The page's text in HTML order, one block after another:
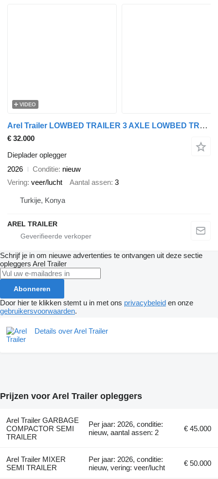
VIDEO
Arel Trailer LOWBED TRAILER 3 AXLE LOWBED TRAILER CUSTOMIZE
€ 32.000
Dieplader oplegger
2026
Conditie nieuw
Vering veer/lucht Aantal assen 3
Turkije, Konya
AREL TRAILER
Schrijf je in om nieuwe advertenties te ontvangen uit deze sectie
opleggers Arel Trailer
Abonneren
Door hier te klikken stemt u in met ons privacybeleid en onze
gebruikersvoorwaarden.
Details over Arel Trailer
Prijzen voor Arel Trailer opleggers
Arel Trailer GARBAGE
COMPACTOR SEMI
TRAILER
Per jaar: 2026, conditie:
nieuw, aantal assen: 2
€ 45.000
Arel Trailer MIXER
SEMI TRAILER
Per jaar: 2026, conditie:
nieuw, vering: veer/lucht
€ 50.000